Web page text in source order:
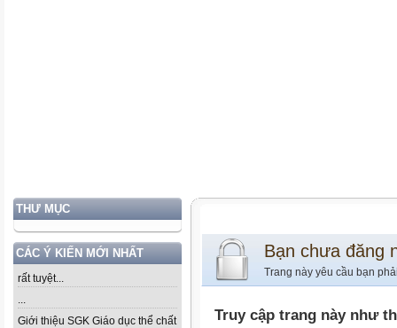
THƯ MỤC
CÁC Ý KIẾN MỚI NHẤT
rất tuyệt...
...
Giới thiệu SGK Giáo dục thể chất
Bạn chưa đăng
Trang này yêu cầu bạn
Truy cập trang này như